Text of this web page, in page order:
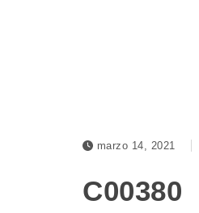
marzo 14, 2021
C00380